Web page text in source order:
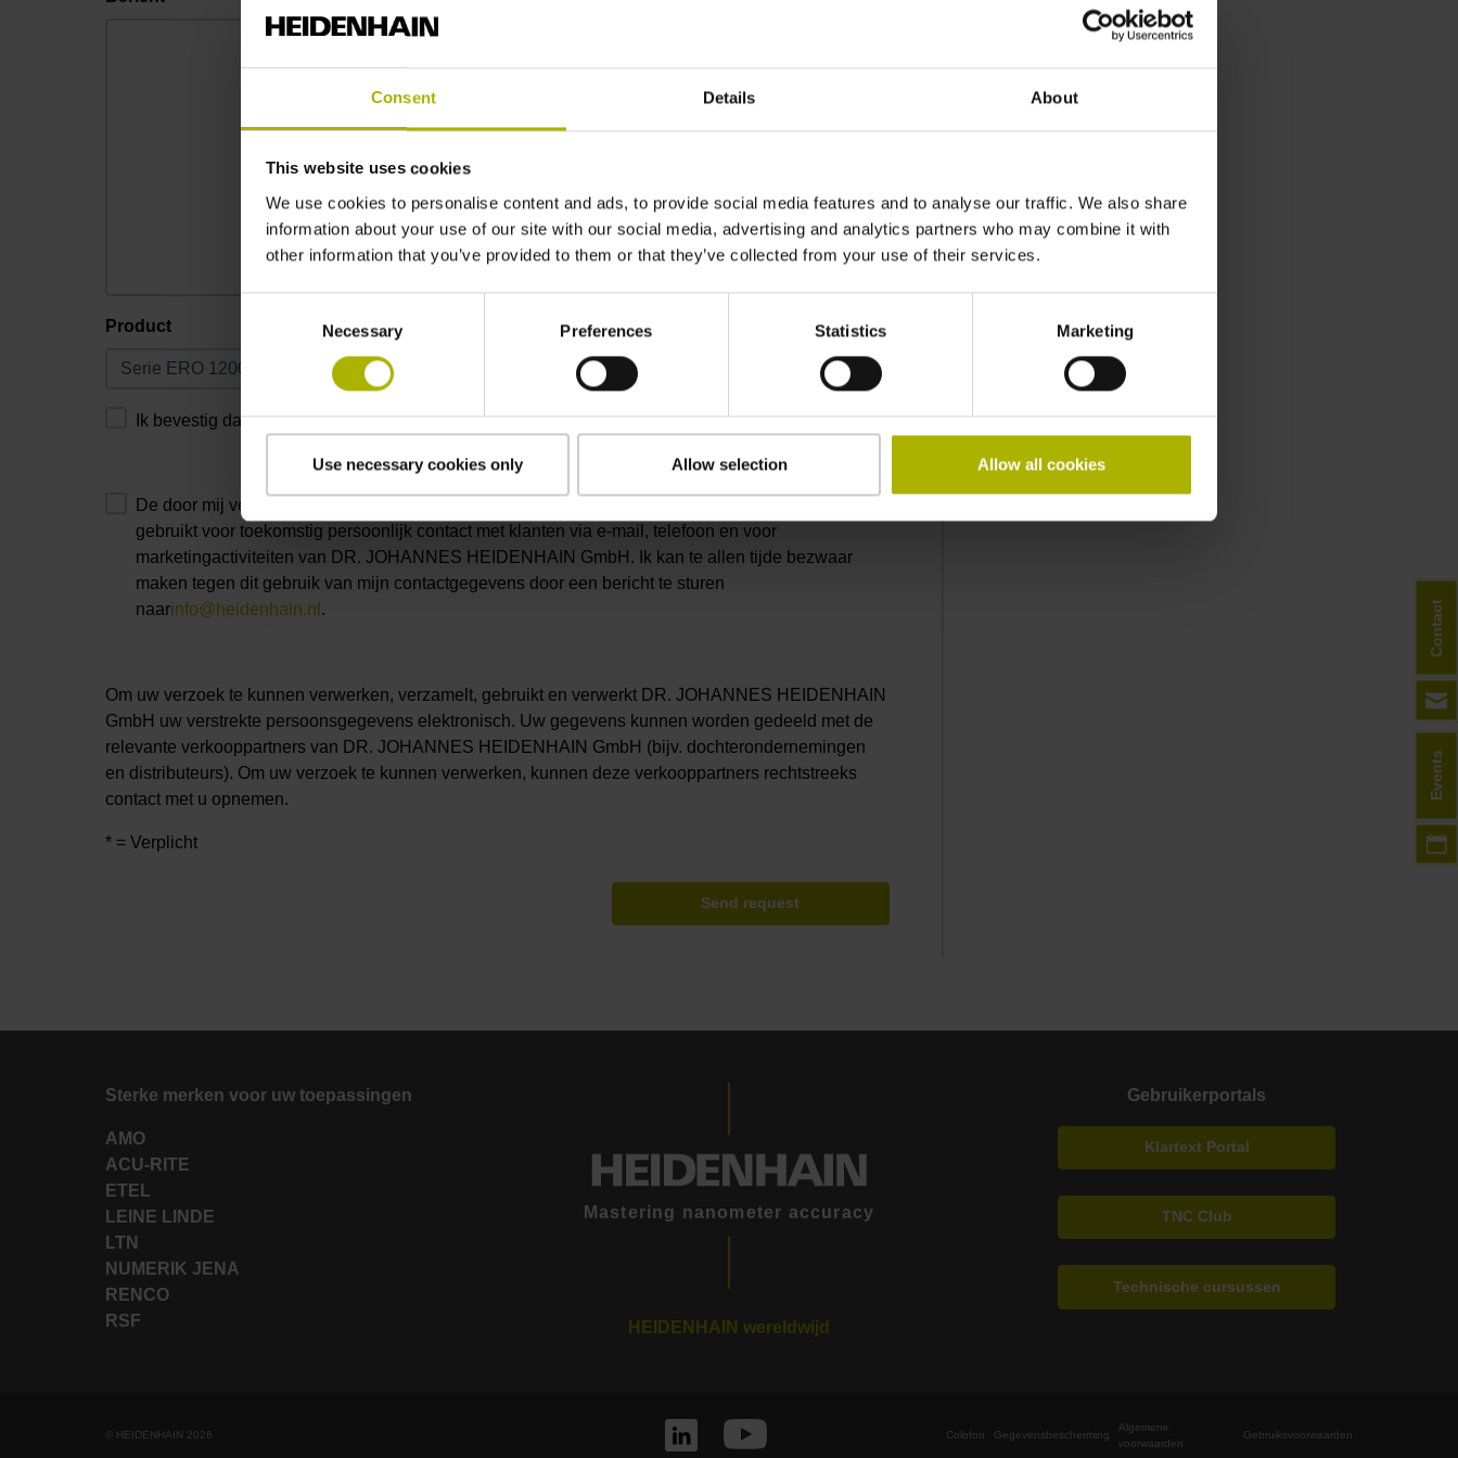
Consent Details About
This website uses cookies
We use cookies to personalise content and ads, to provide social media features and to analyse our traffic. We also share
information about your use of our site with our social media, advertising and analytics partners who may combine it with
other information that you’ve provided to them or that they’ve collected from your use of their services.
Necessary Preferences Statistics Marketing
Use necessary cookies only Allow selection Allow all cookies
Product
Ik bevestig dat ik deprivacyverklaringheb gelezen en accepteer deze.*
De door mij verstrekte gegevens mogen door DR. JOHANNES HEIDENHAIN GmbH worden
gebruikt voor toekomstig persoonlijk contact met klanten via e-mail, telefoon en voor
marketingactiviteiten van DR. JOHANNES HEIDENHAIN GmbH. Ik kan te allen tijde bezwaar
maken tegen dit gebruik van mijn contactgegevens door een bericht te sturen
naarinfo@heidenhain.nl .
Om uw verzoek te kunnen verwerken, verzamelt, gebruikt en verwerkt DR. JOHANNES HEIDENHAIN
GmbH uw verstrekte persoonsgegevens elektronisch. Uw gegevens kunnen worden gedeeld met de
relevante verkooppartners van DR. JOHANNES HEIDENHAIN GmbH (bijv. dochterondernemingen
en distributeurs). Om uw verzoek te kunnen verwerken, kunnen deze verkooppartners rechtstreeks
contact met u opnemen.
* = Verplicht
Send request
Sterke merken voor uw toepassingen
AMO
ACU-RITE
ETEL
LEINE LINDE
LTN
NUMERIK JENA
RENCO
RSF
Mastering nanometer accuracy
HEIDENHAIN wereldwijd
Gebruikerportals
Klartext Portal
TNC Club
Technische cursussen
© HEIDENHAIN 2026 Colofon Gegevensbescherming
Algemene
voorwaarden
Gebruiksvoorwaarden
Events
Contact